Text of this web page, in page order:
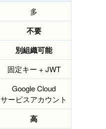
多
不要
別組織可能
固定キー + JWT
Google Cloud
サービスアカウント
高